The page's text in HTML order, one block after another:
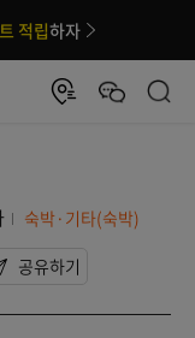
적립하자
숙박·기타(숙박)
공유하기